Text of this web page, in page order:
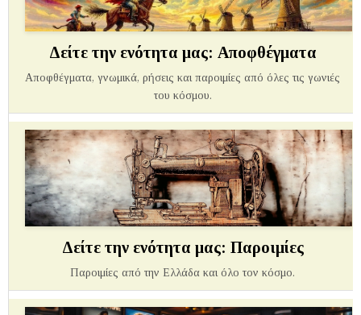
Δείτε την ενότητα μας: Αποφθέγματα
Αποφθέγματα, γνωμικά, ρήσεις και παροιμίες από όλες τις γωνιές
του κόσμου.
Δείτε την ενότητα μας: Παροιμίες
Παροιμίες από την Ελλάδα και όλο τον κόσμο.